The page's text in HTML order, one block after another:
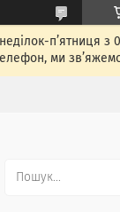
п’ятниця з
ми